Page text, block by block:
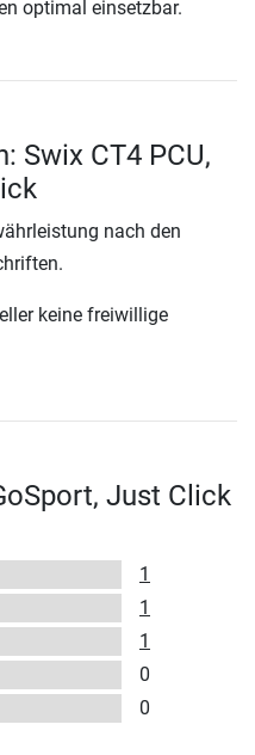
optimal einsetzbar.
Swix CT4 PCU,
nach den
keine freiwillige
Just Click
1
1
1
0
0